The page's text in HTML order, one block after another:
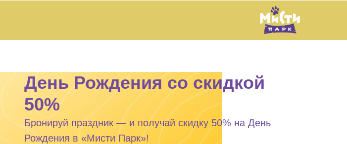
День Рождения со скидкой
50%
Бронируй праздник — и получай скидку 50% на День
Рождения в «Мисти Парк»!